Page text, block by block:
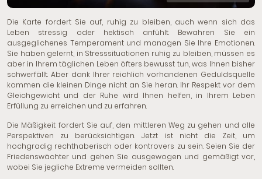
Die Karte fordert Sie auf, ruhig zu bleiben, auch wenn sich das
Leben stressig oder hektisch anfühlt. Bewahren Sie ein
ausgeglichenes Temperament und managen Sie Ihre Emotionen.
Sie haben gelernt, in Stresssituationen ruhig zu bleiben, müssen es
aber in Ihrem täglichen Leben öfters bewusst tun, was Ihnen bisher
schwerfällt. Aber dank Ihrer reichlich vorhandenen Geduldsquelle
kommen die kleinen Dinge nicht an Sie heran. Ihr Respekt vor dem
Gleichgewicht und der Ruhe wird Ihnen helfen, in Ihrem Leben
Erfüllung zu erreichen und zu erfahren.
Die Mäßigkeit fordert Sie auf, den mittleren Weg zu gehen und alle
Perspektiven zu berücksichtigen. Jetzt ist nicht die Zeit, um
hochgradig rechthaberisch oder kontrovers zu sein. Seien Sie der
Friedenswächter und gehen Sie ausgewogen und gemäßigt vor,
wobei Sie jegliche Extreme vermeiden sollten.